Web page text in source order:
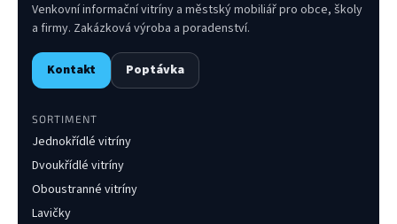
Venkovní informační vitríny a městský mobiliář pro obce, školy
a firmy. Zakázková výroba a poradenství.
Kontakt Poptávka
SORTIMENT
Jednokřídlé vitríny
Dvoukřídlé vitríny
Oboustranné vitríny
Lavičky